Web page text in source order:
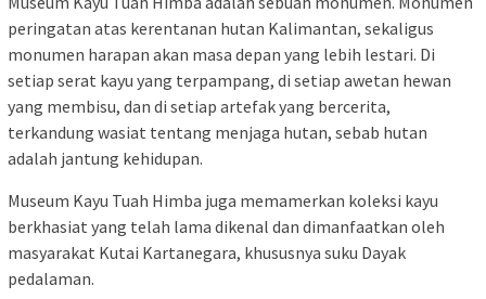
peringatan atas kerentanan hutan Kalimantan, sekaligus
monumen harapan akan masa depan yang lebih lestari. Di
setiap serat kayu yang terpampang, di setiap awetan hewan
yang membisu, dan di setiap artefak yang bercerita,
terkandung wasiat tentang menjaga hutan, sebab hutan
adalah jantung kehidupan.
Museum Kayu Tuah Himba juga memamerkan koleksi kayu
berkhasiat yang telah lama dikenal dan dimanfaatkan oleh
masyarakat Kutai Kartanegara, khususnya suku Dayak
pedalaman.